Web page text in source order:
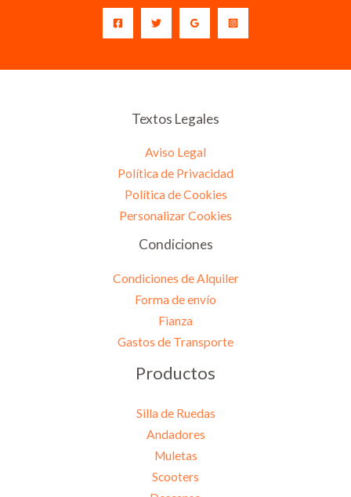
Textos Legales
Aviso Legal
Política de Privacidad
Política de Cookies
Personalizar Cookies
Condiciones
Condiciones de Alquiler
Forma de envío
Fianza
Gastos de Transporte
Productos
Silla de Ruedas
Andadores
Muletas
Scooters